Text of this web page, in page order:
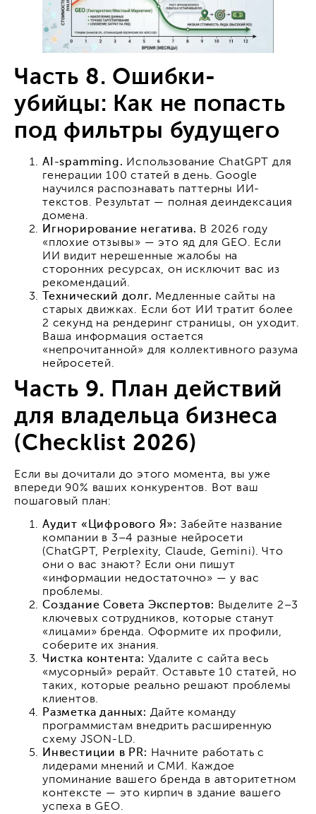
Часть 8. Ошибки-
убийцы: Как не попасть
под фильтры будущего
AI-spamming. Использование ChatGPT для
генерации 100 статей в день. Google
научился распознавать паттерны ИИ-
текстов. Результат — полная деиндексация
домена.
Игнорирование негатива. В 2026 году
«плохие отзывы» — это яд для GEO. Если
ИИ видит нерешенные жалобы на
сторонних ресурсах, он исключит вас из
рекомендаций.
Технический долг. Медленные сайты на
старых движках. Если бот ИИ тратит более
2 секунд на рендеринг страницы, он уходит.
Ваша информация остается
«непрочитанной» для коллективного разума
нейросетей.
Часть 9. План действий
для владельца бизнеса
(Checklist 2026)
Если вы дочитали до этого момента, вы уже
впереди 90% ваших конкурентов. Вот ваш
пошаговый план:
Аудит «Цифрового Я»: Забейте название
компании в 3–4 разные нейросети
(ChatGPT, Perplexity, Claude, Gemini). Что
они о вас знают? Если они пишут
«информации недостаточно» — у вас
проблемы.
Создание Совета Экспертов: Выделите 2–3
ключевых сотрудников, которые станут
«лицами» бренда. Оформите их профили,
соберите их знания.
Чистка контента: Удалите с сайта весь
«мусорный» рерайт. Оставьте 10 статей, но
таких, которые реально решают проблемы
клиентов.
Разметка данных: Дайте команду
программистам внедрить расширенную
схему JSON-LD.
Инвестиции в PR: Начните работать с
лидерами мнений и СМИ. Каждое
упоминание вашего бренда в авторитетном
контексте — это кирпич в здание вашего
успеха в GEO.